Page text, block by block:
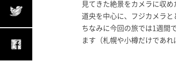
見てきた絶景をカメラに収
道央を中心に、フジカメラと
ちなみに今回の旅では1週間
ます（札幌や小樽だけであ